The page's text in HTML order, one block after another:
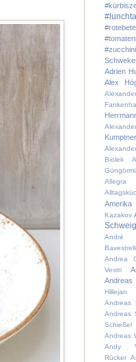
Adrien
Alex
Kumptner
Biolek
Allegra
Amerika
Kazakov
André
Andrea
Vestri
Hillejan
Andreas
Andreas
Schießel
Andreas
Andy
Rücker